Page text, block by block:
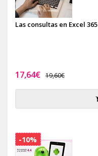
Las consultas en Excel 365
17,64€ 19,60€
-10%